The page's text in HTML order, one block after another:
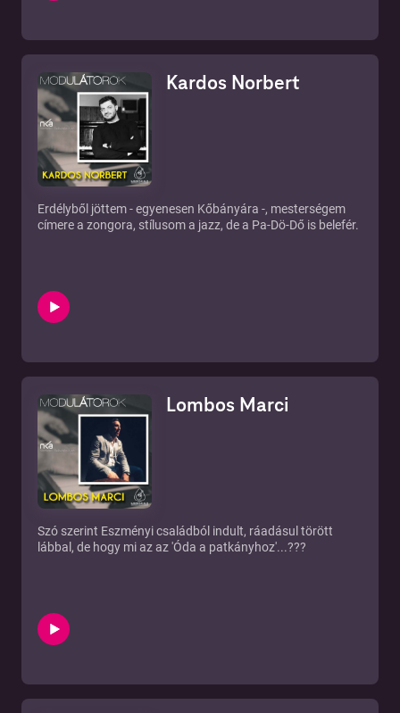
Kardos Norbert
Erdélyből jöttem - egyenesen Kőbányára -, mesterségem
címere a zongora, stílusom a jazz, de a Pa-Dö-Dő is belefér.
Lombos Marci
Szó szerint Eszményi családból indult, ráadásul törött
lábbal, de hogy mi az az 'Óda a patkányhoz'...???